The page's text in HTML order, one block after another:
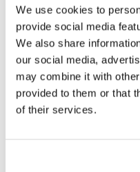
We use cookies to
provide social media
We also share
our social media,
may combine it with
provided to them or that
of their services.
Dans cette ville
prestigieuses avec une
quartiers sélects d’El
appartements en bord de
dans les quartiers
Levantina et Can Girona.
reliée par le train et la